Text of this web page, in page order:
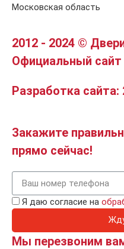
Московская область
2012 - 2024 ©
Официальный
Разработка сайта:
Закажите
прямо сейчас!
Я даю согласие на
Мы перезвоним